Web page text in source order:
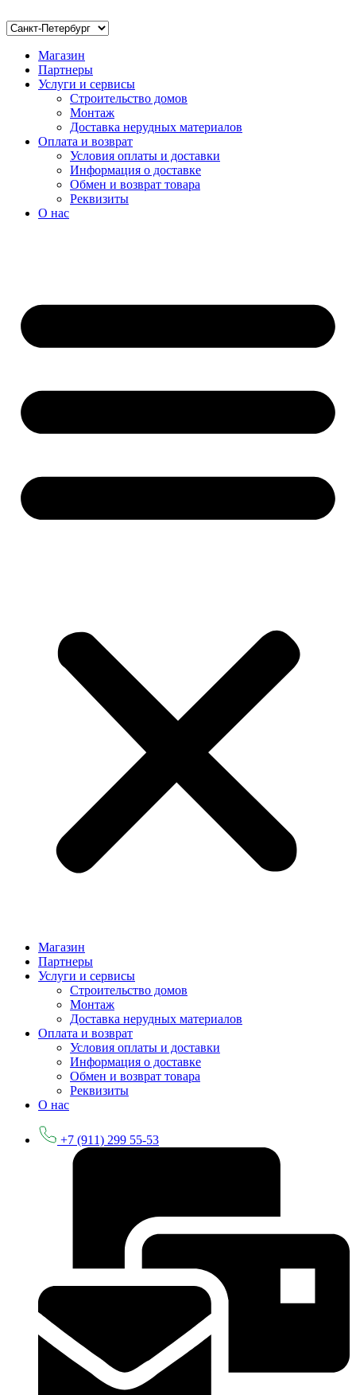
Магазин
Партнеры
Услуги и сервисы
Строительство домов
Монтаж
Доставка нерудных материалов
Оплата и возврат
Условия оплаты и доставки
Информация о доставке
Обмен и возврат товара
Реквизиты
О нас
Магазин
Партнеры
Услуги и сервисы
Строительство домов
Монтаж
Доставка нерудных материалов
Оплата и возврат
Условия оплаты и доставки
Информация о доставке
Обмен и возврат товара
Реквизиты
О нас
+7 (911) 299 55-53